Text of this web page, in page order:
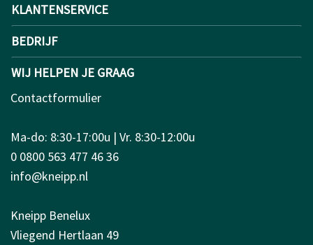
KLANTENSERVICE
BEDRIJF
WIJ HELPEN JE GRAAG
Contactformulier
Ma-do: 8:30-17:00u | Vr. 8:30-12:00u
0 0800 563 477 46 36
info@kneipp.nl
Kneipp Benelux
Vliegend Hertlaan 49